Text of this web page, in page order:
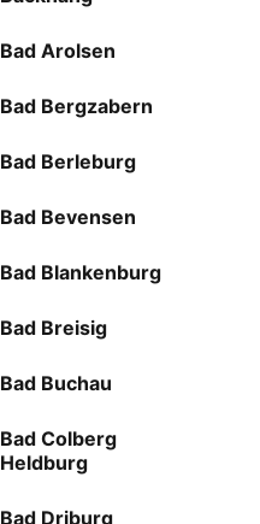
Bad Arolsen
Bad Bergzabern
Bad Berleburg
Bad Bevensen
Bad Blankenburg
Bad Breisig
Bad Buchau
Bad Colberg
Heldburg
Bad Driburg